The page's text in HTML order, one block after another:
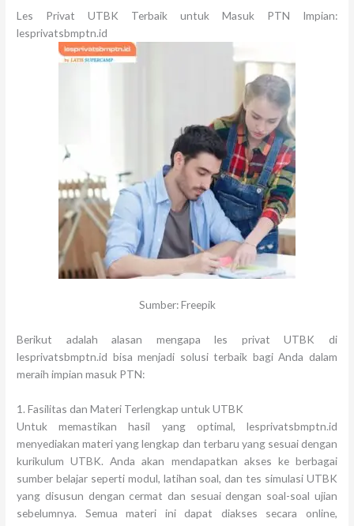
Les Privat UTBK Terbaik untuk Masuk PTN Impian:
lesprivatsbmptn.id
Sumber: Freepik
Berikut adalah alasan mengapa les privat UTBK di
lesprivatsbmptn.id bisa menjadi solusi terbaik bagi Anda dalam
meraih impian masuk PTN:
1. Fasilitas dan Materi Terlengkap untuk UTBK
Untuk memastikan hasil yang optimal, lesprivatsbmptn.id
menyediakan materi yang lengkap dan terbaru yang sesuai dengan
kurikulum UTBK. Anda akan mendapatkan akses ke berbagai
sumber belajar seperti modul, latihan soal, dan tes simulasi UTBK
yang disusun dengan cermat dan sesuai dengan soal-soal ujian
sebelumnya. Semua materi ini dapat diakses secara online,